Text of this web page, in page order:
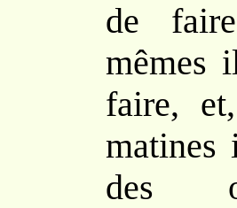
de
mêmes
faire,
matines
des